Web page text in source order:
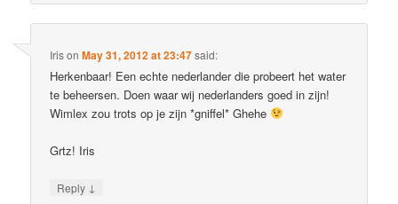
IrisonMay 31, 2012 at 23:47said:
Herkenbaar! Een echte nederlander die probeert het water
te beheersen. Doen waar wij nederlanders goed in zijn!
Wimlex zou trots op je zijn *gniffel* Ghehe
Grtz! Iris
Reply ↓